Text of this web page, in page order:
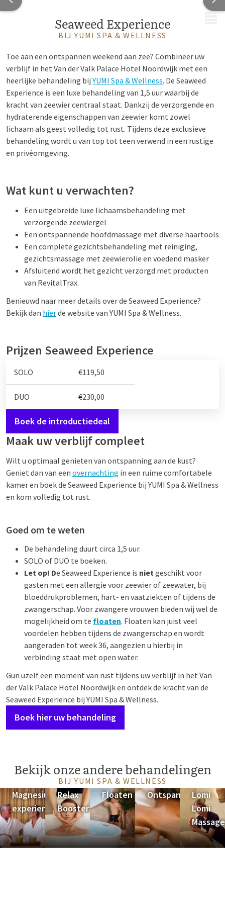
Seaweed Experience
BIJ YUMI SPA & WELLNESS
Toe aan een ontspannen weekend aan zee? Combineer uw
verblijf in het Van der Valk Palace Hotel Noordwijk met een
heerlijke behandeling bijYUMI Spa & Wellness. De Seaweed
Experience is een luxe behandeling van 1,5 uur waarbij de
kracht van zeewier centraal staat. Dankzij de verzorgende en
hydraterende eigenschappen van zeewier komt zowel
lichaam als geest volledig tot rust. Tijdens deze exclusieve
behandeling wordt u van top tot teen verwend in een rustige
en privéomgeving.
Wat kunt u verwachten?
Een uitgebreide luxe lichaamsbehandeling met
verzorgende zeewiergel
Een ontspannende hoofdmassage met diverse haartools
Een complete gezichtsbehandeling met reiniging,
gezichtsmassage met zeewierolie en voedend masker
Afsluitend wordt het gezicht verzorgd met producten
van RevitalTrax.
Benieuwd naar meer details over de Seaweed Experience?
Bekijk dan hierde website van YUMI Spa & Wellness.
Prijzen Seaweed Experience
SOLO €119,50
DUO €230,00
Boek de introductiedeal
Maak uw verblijf compleet
Wilt u optimaal genieten van ontspanning aan de kust?
Geniet dan van een overnachting in een ruime comfortabele
kamer en boek de Seaweed Experience bij YUMI Spa & Wellness
en kom volledig tot rust.
Goed om te weten
De behandeling duurt circa 1,5 uur.
SOLO of DUO te boeken.
Let op! De Seaweed Experience is nietgeschikt voor
gasten met een allergie voor zeewier of zeewater, bij
bloeddrukproblemen, hart- en vaatziekten of tijdens de
zwangerschap. Voor zwangere vrouwen bieden wij wel de
mogelijkheid om te floaten. Floaten kan juist veel
voordelen hebben tijdens de zwangerschap en wordt
aangeraden tot week 36, aangezien u hierbij in
verbinding staat met open water.
Gun uzelf een moment van rust tijdens uw verblijf in het Van
der Valk Palace Hotel Noordwijk en ontdek de kracht van de
Seaweed Experience bij YUMI Spa & Wellness.
Boek hier uw behandeling
Bekijk onze andere behandelingen
BIJ YUMI SPA & WELLNESS
Magnesium
experience
Relax
Booster
Floaten
Lomi
Lomi
Massage